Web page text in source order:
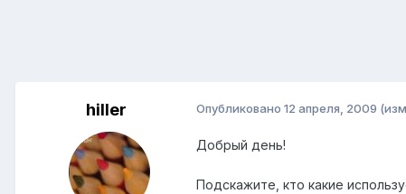
hiller Опубликовано 12 апреля, 2009
Добрый день!
Подскажите, кто какие